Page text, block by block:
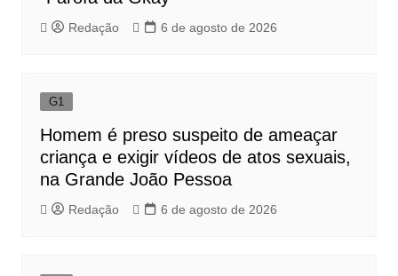
Redação 6 de agosto de 2026
G1
Homem é preso suspeito de ameaçar
criança e exigir vídeos de atos sexuais,
na Grande João Pessoa
Redação 6 de agosto de 2026